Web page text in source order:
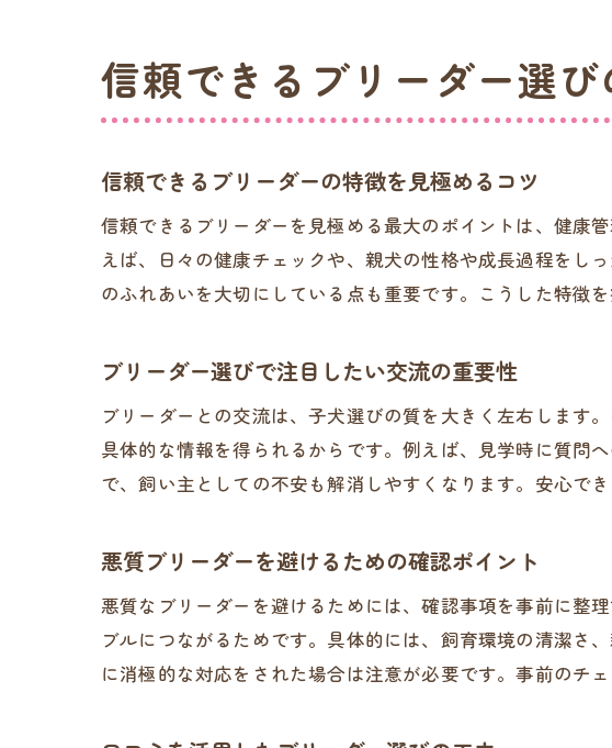
ブリー
交
安
子
継
健
実
ブ
信頼できるブリーダー選
信頼できるブリーダーの特徴を見極めるコツ
信頼できるブリーダーを見極める最大のポイントは、健康
えば、日々の健康チェックや、親犬の性格や成長過程をし
のふれあいを大切にしている点も重要です。こうした特徴
ブリーダー選びで注目したい交流の重要性
ブリーダーとの交流は、子犬選びの質を大きく左右します
具体的な情報を得られるからです。例えば、見学時に質問
で、飼い主としての不安も解消しやすくなります。安心で
悪質ブリーダーを避けるための確認ポイント
悪質なブリーダーを避けるためには、確認事項を事前に整
ブルにつながるためです。具体的には、飼育環境の清潔さ
に消極的な対応をされた場合は注意が必要です。事前のチ